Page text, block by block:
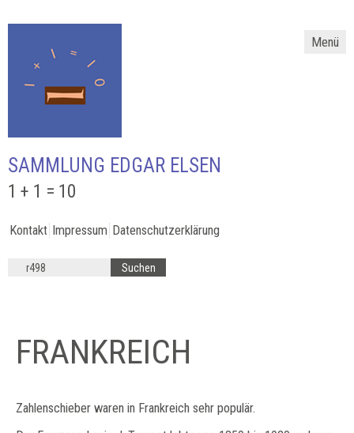
Menü
SAMMLUNG EDGAR ELSEN
1 + 1 = 10
Kontakt Impressum Datenschutzerklärung
FRANKREICH
Zahlenschieber waren in Frankreich sehr populär.